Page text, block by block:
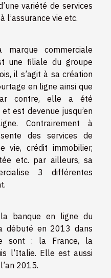
variété de services
l’assurance vie etc.
commerciale
une filiale du groupe
il s’agit à sa création
en ligne ainsi que
contre, elle a été
est devenue jusqu’en
Contrairement à
des services de
vie, crédit immobilier,
etc. par ailleurs, sa
3 différentes
banque en ligne du
débuté en 2013 dans
sont : la France, la
l’Italie. Elle est aussi
2015.